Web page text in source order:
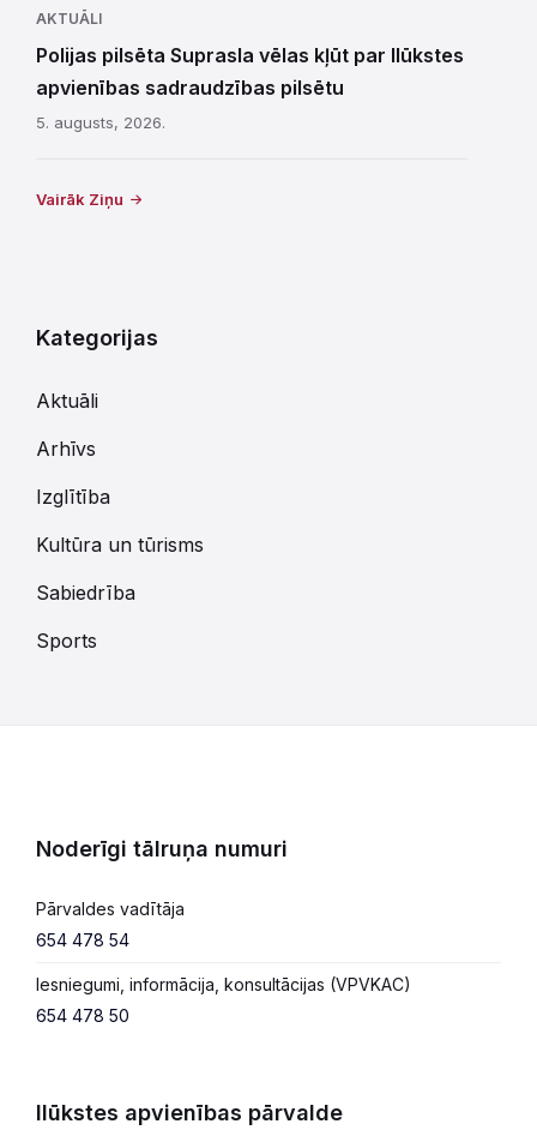
AKTUĀLI
Polijas pilsēta Suprasla vēlas kļūt par Ilūkstes
apvienības sadraudzības pilsētu
5. augusts, 2026.
Vairāk Ziņu
Kategorijas
Aktuāli
Arhīvs
Izglītība
Kultūra un tūrisms
Sabiedrība
Sports
Noderīgi tālruņa numuri
Pārvaldes vadītāja
654 478 54
Iesniegumi, informācija, konsultācijas (VPVKAC)
654 478 50
Ilūkstes apvienības pārvalde